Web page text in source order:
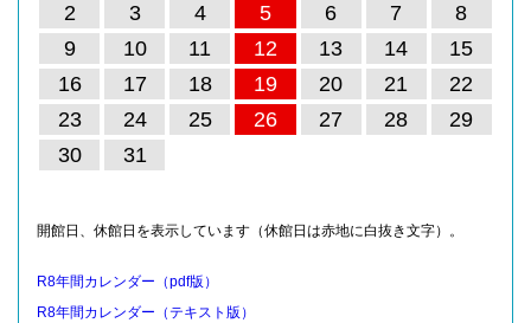
2
3 4 5 6 7
8
9
10 11 12 13 14
15
16
17 18 19 20 21
22
23
24 25 26 27 28
29
30
31
開館日、休館日を表示しています（休館日は赤地に白抜き文字）。
R8年間カレンダー（pdf版）
R8年間カレンダー（テキスト版）